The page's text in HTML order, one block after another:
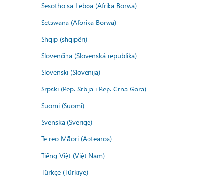
Sesotho sa Leboa (Afrika Borwa)
Setswana (Aforika Borwa)
Shqip (shqipëri)
Slovenčina (Slovenská republika)
Slovenski (Slovenija)
Srpski (Rep. Srbija i Rep. Crna Gora)
Suomi (Suomi)
Svenska (Sverige)
Te reo Māori (Aotearoa)
Tiếng Việt (Việt Nam)
Türkçe (Türkiye)